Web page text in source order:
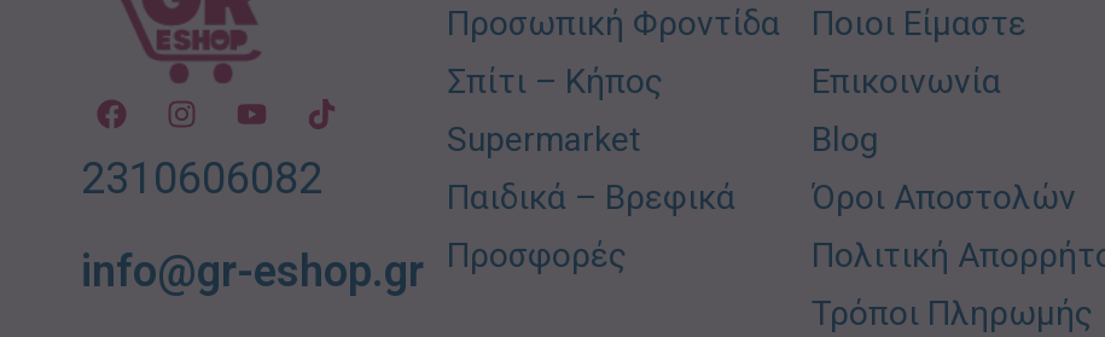
2310606082
info@gr-eshop.gr
Προσωπική Φροντίδα
Σπίτι – Κήπος
Supermarket
Παιδικά – Βρεφικά
Προσφορές
Ποιοι Είμαστε
Επικοινωνία
Blog
Όροι Αποστολών
Πολιτική
Τρόποι Πληρωμής